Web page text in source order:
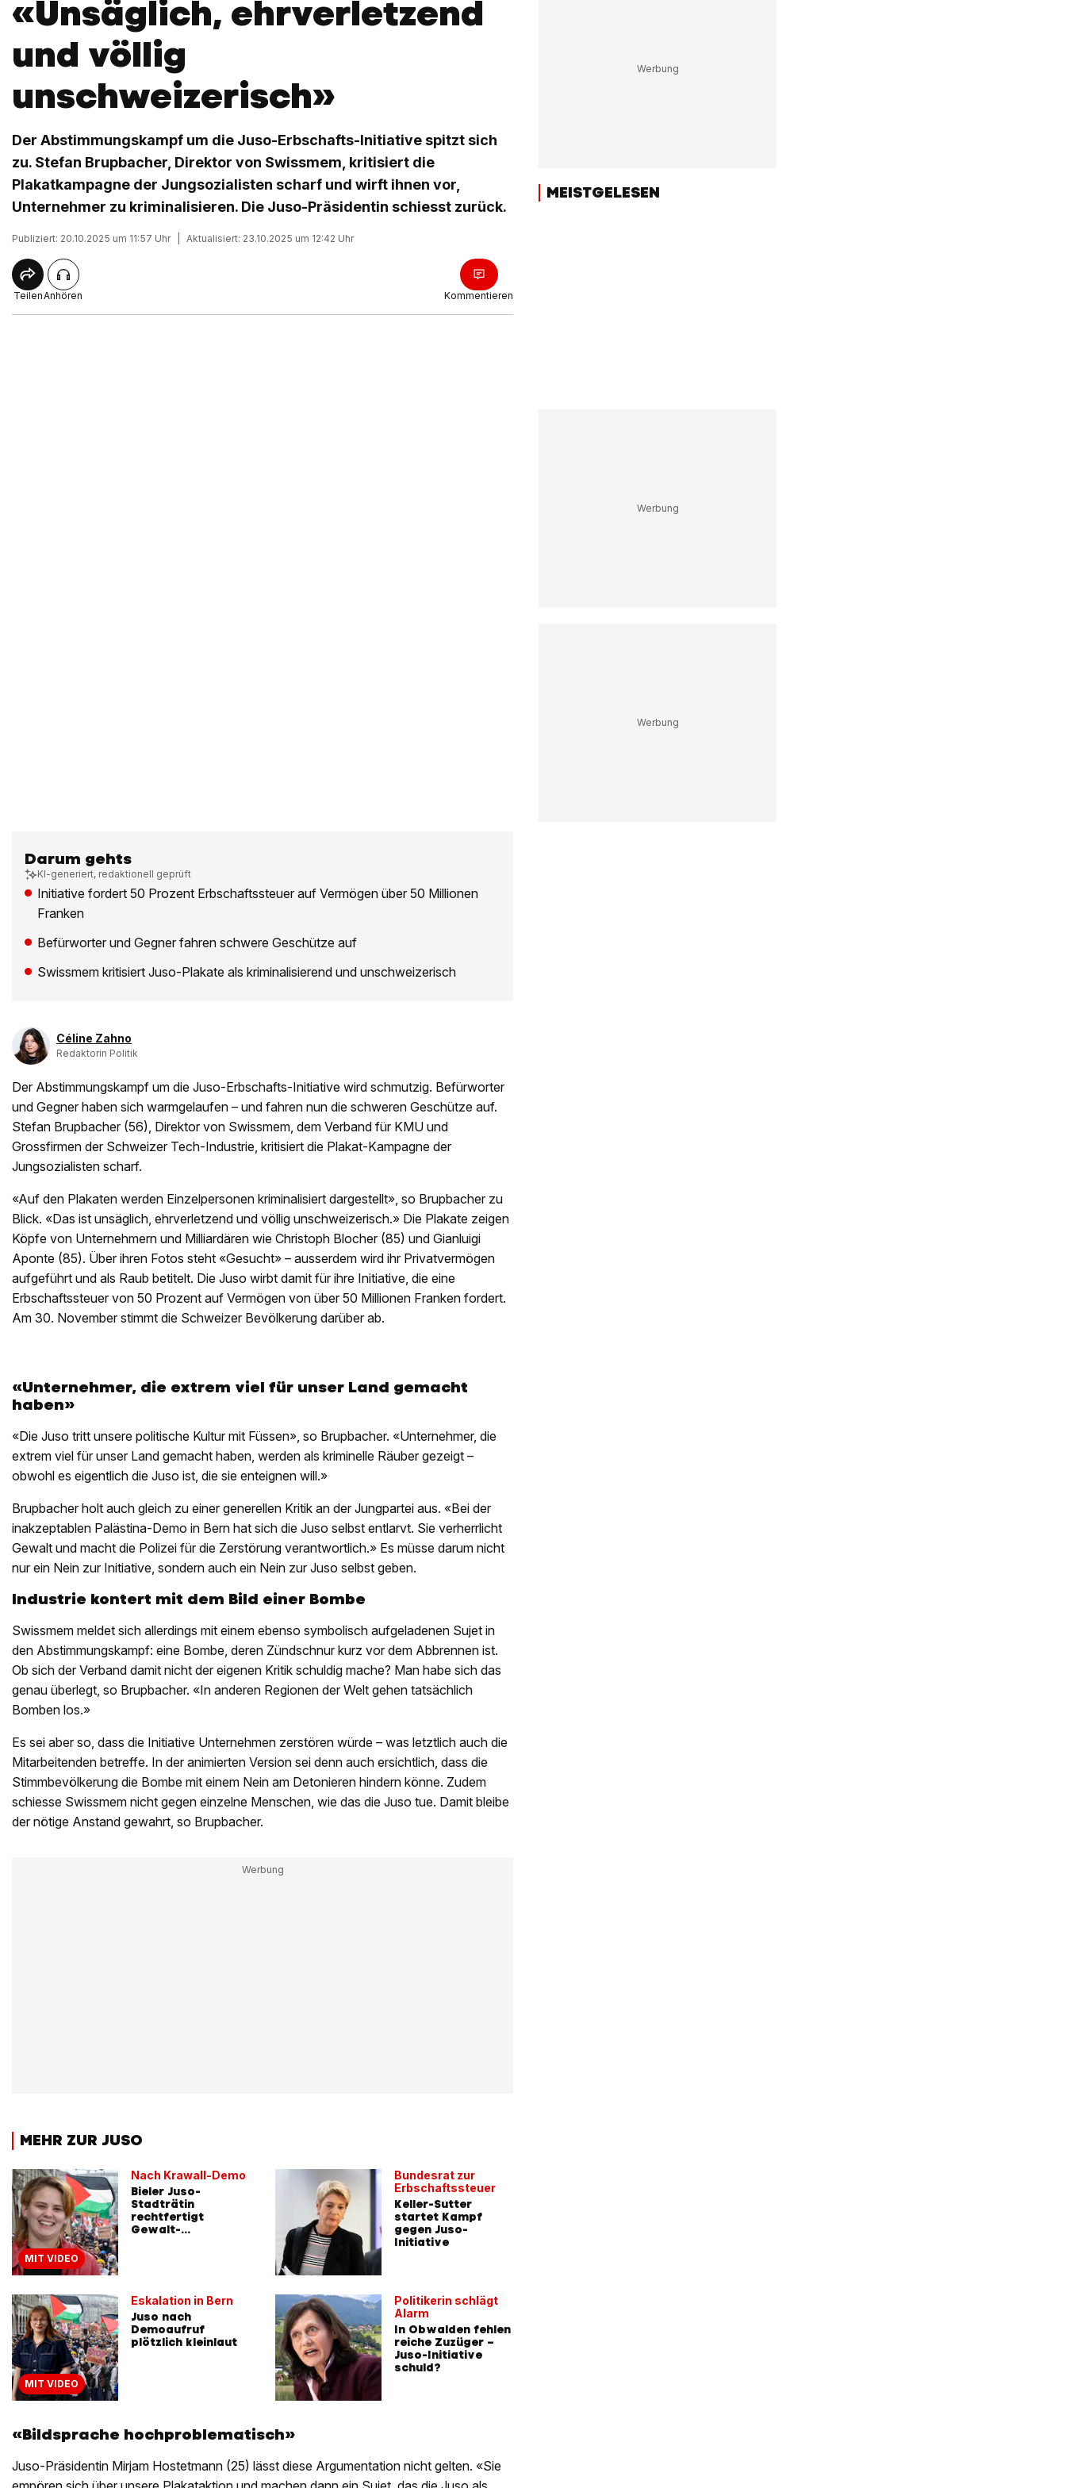
«Unsäglich, ehrverletzend
und völlig
unschweizerisch»
Der Abstimmungskampf um die Juso-Erbschafts-Initiative spitzt sich
zu. Stefan Brupbacher, Direktor von Swissmem, kritisiert die
Plakatkampagne der Jungsozialisten scharf und wirft ihnen vor,
Unternehmer zu kriminalisieren. Die Juso-Präsidentin schiesst zurück.
Publiziert: 20.10.2025 um 11:57 Uhr Aktualisiert: 23.10.2025 um 12:42 Uhr
TeilenAnhören Kommentieren
Darum gehts
KI-generiert, redaktionell geprüft
Initiative fordert 50 Prozent Erbschaftssteuer auf Vermögen über 50 Millionen
Franken
Befürworter und Gegner fahren schwere Geschütze auf
Swissmem kritisiert Juso-Plakate als kriminalisierend und unschweizerisch
Céline Zahno
Redaktorin Politik
Der Abstimmungskampf um die Juso-Erbschafts-Initiative wird schmutzig. Befürworter
und Gegner haben sich warmgelaufen – und fahren nun die schweren Geschütze auf.
Stefan Brupbacher (56), Direktor von Swissmem, dem Verband für KMU und
Grossfirmen der Schweizer Tech-Industrie, kritisiert die Plakat-Kampagne der
Jungsozialisten scharf.
«Auf den Plakaten werden Einzelpersonen kriminalisiert dargestellt», so Brupbacher zu
Blick. «Das ist unsäglich, ehrverletzend und völlig unschweizerisch.» Die Plakate zeigen
Köpfe von Unternehmern und Milliardären wie Christoph Blocher (85) und Gianluigi
Aponte (85). Über ihren Fotos steht «Gesucht» – ausserdem wird ihr Privatvermögen
aufgeführt und als Raub betitelt. Die Juso wirbt damit für ihre Initiative, die eine
Erbschaftssteuer von 50 Prozent auf Vermögen von über 50 Millionen Franken fordert.
Am 30. November stimmt die Schweizer Bevölkerung darüber ab.
«Unternehmer, die extrem viel für unser Land gemacht
haben»
«Die Juso tritt unsere politische Kultur mit Füssen», so Brupbacher. «Unternehmer, die
extrem viel für unser Land gemacht haben, werden als kriminelle Räuber gezeigt –
obwohl es eigentlich die Juso ist, die sie enteignen will.»
Brupbacher holt auch gleich zu einer generellen Kritik an der Jungpartei aus. «Bei der
inakzeptablen Palästina-Demo in Bern hat sich die Juso selbst entlarvt. Sie verherrlicht
Gewalt und macht die Polizei für die Zerstörung verantwortlich.» Es müsse darum nicht
nur ein Nein zur Initiative, sondern auch ein Nein zur Juso selbst geben.
Industrie kontert mit dem Bild einer Bombe
Swissmem meldet sich allerdings mit einem ebenso symbolisch aufgeladenen Sujet in
den Abstimmungskampf: eine Bombe, deren Zündschnur kurz vor dem Abbrennen ist.
Ob sich der Verband damit nicht der eigenen Kritik schuldig mache? Man habe sich das
genau überlegt, so Brupbacher. «In anderen Regionen der Welt gehen tatsächlich
Bomben los.»
Es sei aber so, dass die Initiative Unternehmen zerstören würde – was letztlich auch die
Mitarbeitenden betreffe. In der animierten Version sei denn auch ersichtlich, dass die
Stimmbevölkerung die Bombe mit einem Nein am Detonieren hindern könne. Zudem
schiesse Swissmem nicht gegen einzelne Menschen, wie das die Juso tue. Damit bleibe
der nötige Anstand gewahrt, so Brupbacher.
MEHR ZUR JUSO
MIT VIDEO
Nach Krawall-Demo
Bieler Juso-
Stadträtin
rechtfertigt
Gewalt-
MIT VIDEO
Eskalation in Bern
Juso nach
Demoaufruf
plötzlich kleinlaut
Bundesrat zur
Erbschaftssteuer
Keller-Sutter
startet Kampf
gegen Juso-
Initiative
Politikerin schlägt
Alarm
In Obwalden fehlen
reiche Zuzüger –
Juso-Initiative
schuld?
«Bildsprache hochproblematisch»
Juso-Präsidentin Mirjam Hostetmann (25) lässt diese Argumentation nicht gelten. «Sie
MEISTGELESEN